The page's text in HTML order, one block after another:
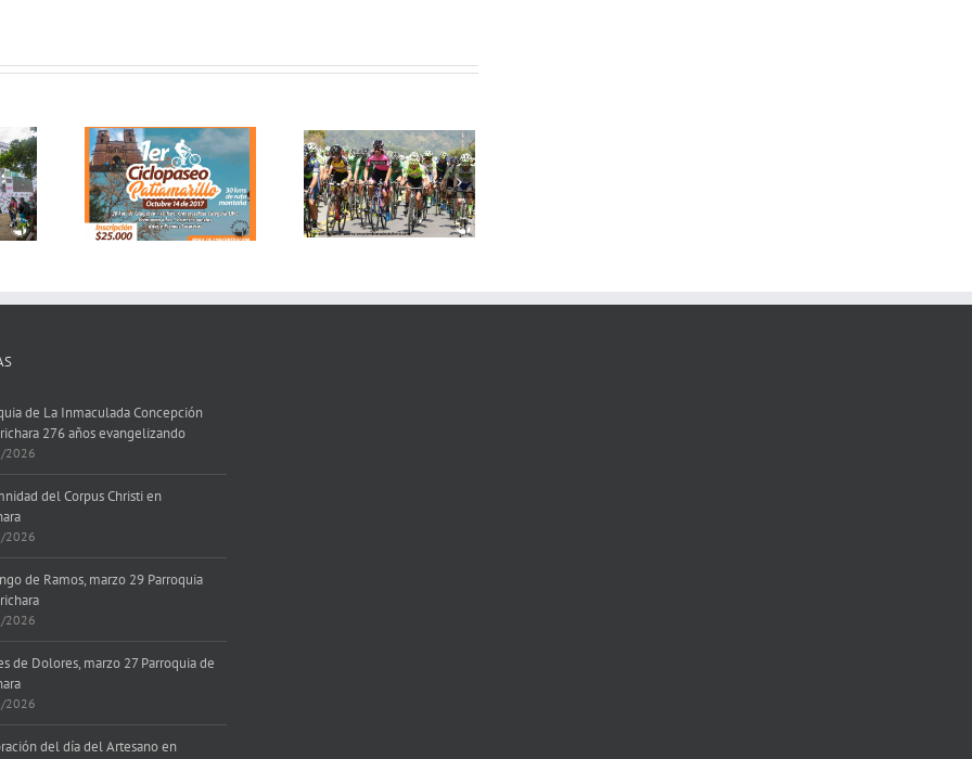
en
5ª etapa de Vuelta
Colombia en Bicicleta
llega Barichara
Vuelta Colombia en
Bicicleta llegara a
Barichara
de La Inmaculada Concepción
276 años evangelizando
2026
del Corpus Christi en
2026
de Ramos, marzo 29 Parroquia
2026
de Dolores, marzo 27 Parroquia de
2026
del día del Artesano en